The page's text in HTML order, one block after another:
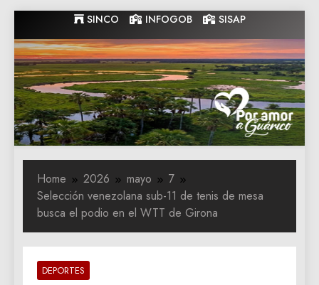
to
content
SINCO INFOGOB SISAP
Gobernacion
de Guarico
Gobernacion de Guarico
Home 2026 mayo
7
Selección venezolana sub-11 de tenis de mesa
busca el podio en el WTT de Girona
DEPORTES